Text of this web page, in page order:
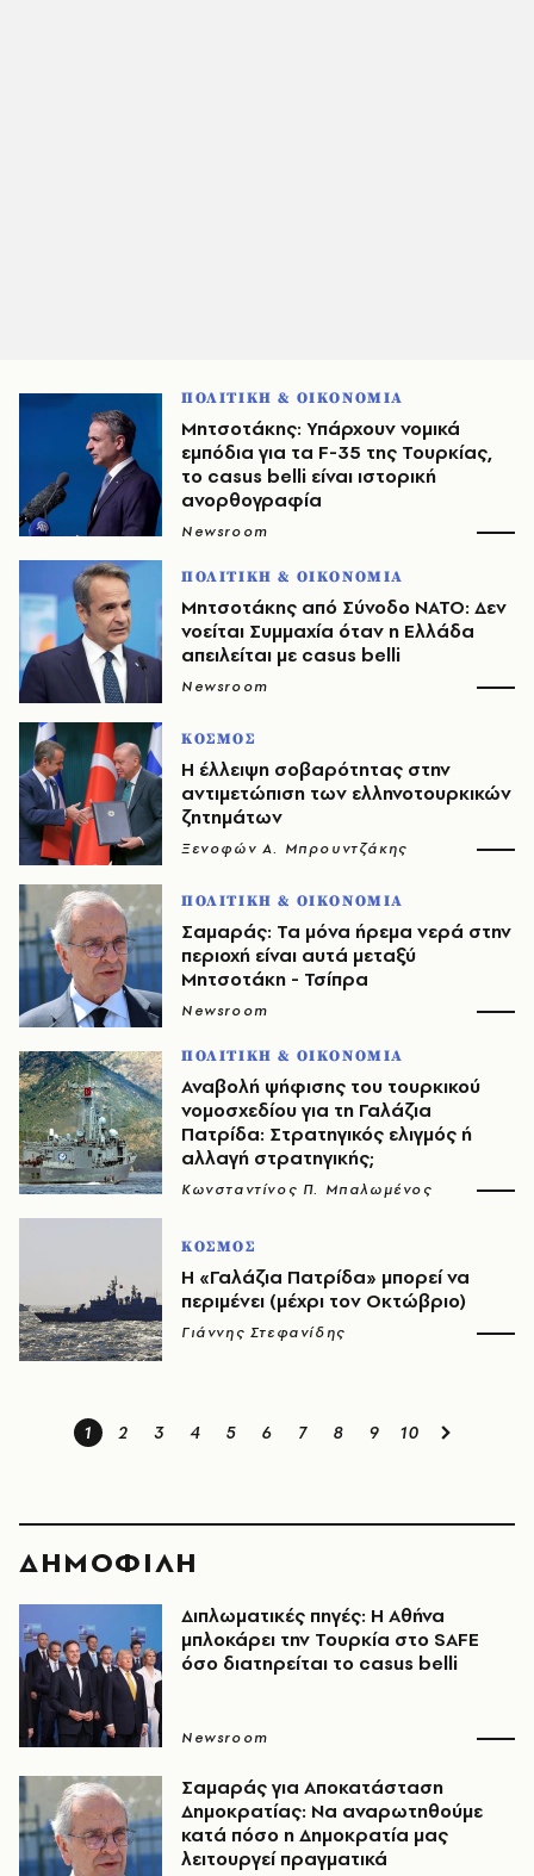
ΠΟΛΙΤΙΚΗ & ΟΙΚΟΝΟΜΙΑ
Μητσοτάκης: Υπάρχουν νομικά
εμπόδια για τα F-35 της Τουρκίας,
το casus belli είναι ιστορική
ανορθογραφία
Newsroom
ΠΟΛΙΤΙΚΗ & ΟΙΚΟΝΟΜΙΑ
Μητσοτάκης από Σύνοδο ΝΑΤΟ: Δεν
νοείται Συμμαχία όταν η Ελλάδα
απειλείται με casus belli
Newsroom
ΚΟΣΜΟΣ
Η έλλειψη σοβαρότητας στην
αντιμετώπιση των ελληνοτουρκικών
ζητημάτων
Ξενοφών Α. Μπρουντζάκης
ΠΟΛΙΤΙΚΗ & ΟΙΚΟΝΟΜΙΑ
Σαμαράς: Τα μόνα ήρεμα νερά στην
περιοχή είναι αυτά μεταξύ
Μητσοτάκη - Τσίπρα
Newsroom
ΠΟΛΙΤΙΚΗ & ΟΙΚΟΝΟΜΙΑ
Αναβολή ψήφισης του τουρκικού
νομοσχεδίου για τη Γαλάζια
Πατρίδα: Στρατηγικός ελιγμός ή
αλλαγή στρατηγικής;
Κωνσταντίνος Π. Μπαλωμένος
ΚΟΣΜΟΣ
Η «Γαλάζια Πατρίδα» μπορεί να
περιμένει (μέχρι τον Οκτώβριο)
Γιάννης Στεφανίδης
1 2 3 4 5 6 7 8 9 10
ΔΗΜΟΦΙΛΗ
Διπλωματικές πηγές: Η Αθήνα
μπλοκάρει την Τουρκία στο SAFE
όσο διατηρείται το casus belli
Newsroom
Σαμαράς για Αποκατάσταση
Δημοκρατίας: Να αναρωτηθούμε
κατά πόσο η Δημοκρατία μας
λειτουργεί πραγματικά